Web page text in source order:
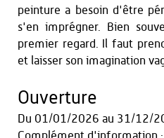
peinture a besoin d'être
s'en imprégner. Bien
premier regard. Il faut
et laisser son imagination
Ouverture
Du 01/01/2026 au 31/12/
Complément d'information